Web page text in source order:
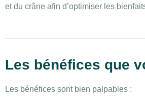
et du crâne afin d’optimiser les
Les bénéfices que
Les bénéfices sont bien palpables :